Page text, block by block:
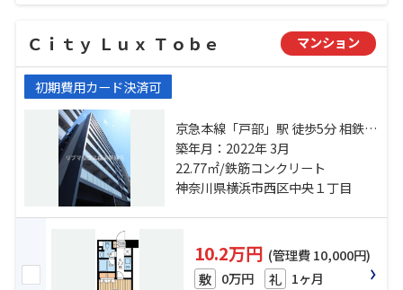
Ｃｉｔｙ Ｌｕｘ Ｔｏｂｅ マンション
初期費用カード決済可
京急本線「戸部」駅 徒歩5分 相鉄本
線「平沼橋」駅 徒歩7分 東海道本線
「横浜」駅 徒歩18分
築年月：2022年 3月
22.77㎡/鉄筋コンクリート
神奈川県横浜市西区中央１丁目
10.2万円 (管理費 10,000円)
敷 0万円 礼 1ヶ月